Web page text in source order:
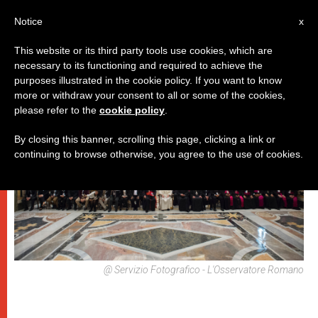
DICASTERI
@ Servizio Fotografico - L'Osservatore Romano
x
Notice
This website or its third party tools use cookies, which are
necessary to its functioning and required to achieve the
purposes illustrated in the cookie policy. If you want to know
more or withdraw your consent to all or some of the cookies,
please refer to the cookie policy
By closing this banner, scrolling this page, clicking a link or
continuing to browse otherwise, you agree to the use of cookies.